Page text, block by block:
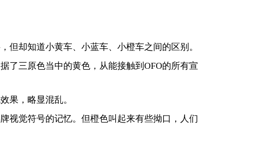
但却知道小黄车、小蓝车、小橙车之间的区别。
了三原色当中的黄色，从能接触到OFO的所有宣
果，略显混乱。
视觉符号的记忆。但橙色叫起来有些拗口，人们